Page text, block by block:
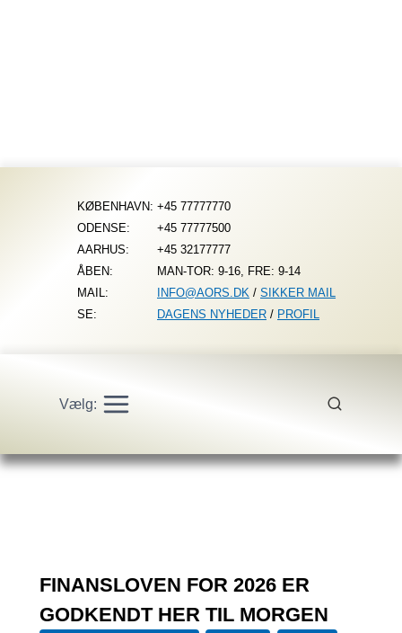
KØBENHAVN: +45 77777770
ODENSE:
+45 77777500
AARHUS:
+45 32177777
ÅBEN:
MAN-TOR: 9-16, FRE: 9-14
MAIL:
INFO@AORS.DK / SIKKER MAIL
SE:
DAGENS NYHEDER / PROFIL
Vælg:
FINANSLOVEN FOR 2026 ER
GODKENDT HER TIL MORGEN